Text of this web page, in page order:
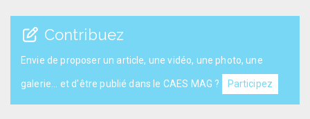
Contribuez
Envie de proposer un article, une vidéo, une photo, une
galerie... et d'être publié dans le CAES MAG ? Participez